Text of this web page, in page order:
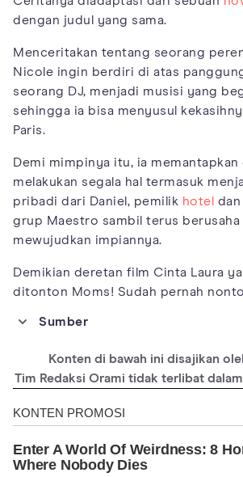
dengan judul yang sama.
Menceritakan tentang seorang
Nicole ingin berdiri di atas
seorang DJ, menjadi musisi yang
sehingga ia bisa menyusul
Paris.
Demi mimpinya itu, ia
melakukan segala hal termasuk
pribadi dari Daniel, pemilik hotel
grup Maestro sambil terus berusaha
mewujudkan impiannya.
Demikian deretan film Cinta Laura
ditonton Moms! Sudah pernah
Sumber
https://www.vidio.com/premier/4714/
Konten di bawah ini disajikan
Tim Redaksi Orami tidak terlibat